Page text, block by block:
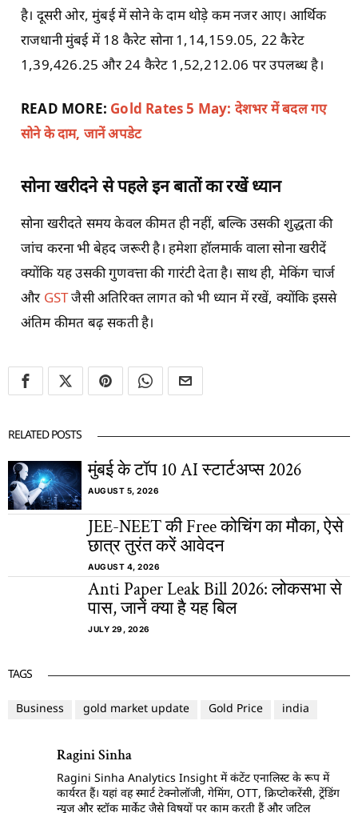
है। दूसरी ओर, मुंबई में सोने के दाम थोड़े कम नजर आए। आर्थिक
राजधानी मुंबई में 18 कैरेट सोना 1,14,159.05, 22 कैरेट
1,39,426.25 और 24 कैरेट 1,52,212.06 पर उपलब्ध है।
READ MORE: Gold Rates 5 May: देशभर में बदल गए
सोने के दाम, जानें अपडेट
सोना खरीदने से पहले इन बातों का रखें ध्यान
सोना खरीदते समय केवल कीमत ही नहीं, बल्कि उसकी शुद्धता की
जांच करना भी बेहद जरूरी है। हमेशा हॉलमार्क वाला सोना खरीदें
क्योंकि यह उसकी गुणवत्ता की गारंटी देता है। साथ ही, मेकिंग चार्ज
और GSTजैसी अतिरिक्त लागत को भी ध्यान में रखें, क्योंकि इससे
अंतिम कीमत बढ़ सकती है।
RELATED POSTS
मुंबई के टॉप 10 AI स्टार्टअप्स 2026
AUGUST 5, 2026
JEE-NEET की Free कोचिंग का मौका, ऐसे
छात्र तुरंत करें आवेदन
AUGUST 4, 2026
Anti Paper Leak Bill 2026: लोकसभा से
पास, जानें क्या है यह बिल
JULY 29, 2026
TAGS
Business gold market update Gold Price india
Ragini Sinha
Ragini Sinha Analytics Insight में कंटेंट एनालिस्ट के रूप में
कार्यरत हैं। यहां वह स्मार्ट टेक्नोलॉजी, गेमिंग, OTT, क्रिप्टोकरेंसी, ट्रेंडिंग
न्यूज और स्टॉक मार्केट जैसे विषयों पर काम करती हैं और जटिल